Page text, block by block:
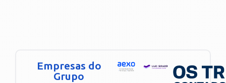
Empresas do
Grupo